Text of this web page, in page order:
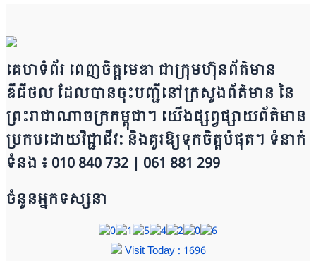
គេហទំព័រ ពេញចិត្តមេឌា ជា​ក្រុ​​​​​ម​​​ហ៊ុន​ព័ត៌មាន​
ឌីជីថល ដែ​លបា​ន​​ចុះបញ្ជីនៅក្រសួងព័ត៌មាន នៃ​​​​
ព្រះរាជាណាចក្រ​ក​ម្ពុជា។ យើ​ង​​​​​ផ្សព្វផ្សាយព័​ត៌​មា​​​​ន
ប្រក​ប​ដោ​​​​​​យ​វិជ្ជាជីវៈ និ​ងគួរ​ឱ្យ​ទុកចិត្ត​បំ​ផុត។ ទំនាក់
ទំនង ៖ 010 840 732 | 0​​​​​61 881 299
ចំនួនអ្នកទស្សនា
Visit Today : 1696